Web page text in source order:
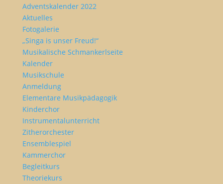
Adventskalender 2022
Aktuelles
Fotogalerie
„Singa is unser Freud!“
Musikalische Schmankerlseite
Kalender
Musikschule
Anmeldung
Elementare Musikpädagogik
Kinderchor
Instrumentalunterricht
Zitherorchester
Ensemblespiel
Kammerchor
Begleitkurs
Theoriekurs